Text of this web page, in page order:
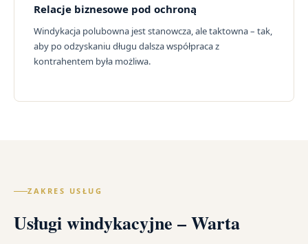
Relacje biznesowe pod ochroną
Windykacja polubowna jest stanowcza, ale taktowna – tak,
aby po odzyskaniu długu dalsza współpraca z
kontrahentem była możliwa.
ZAKRES USŁUG
Usługi windykacyjne – Warta